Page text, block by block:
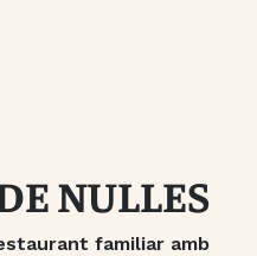
NULLES
familiar amb